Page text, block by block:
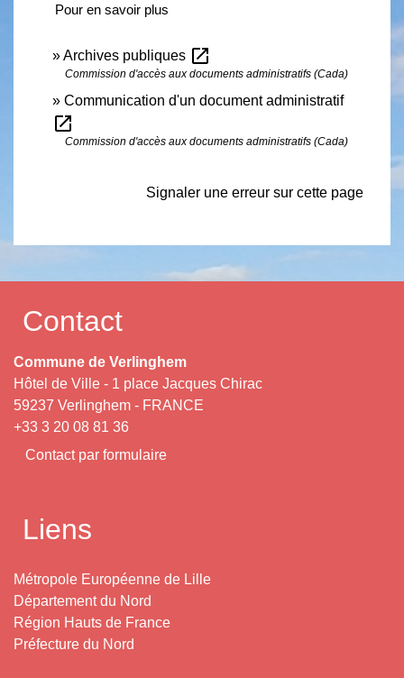
Pour en savoir plus
Archives publiques open_in_new
Commission d'accès aux documents administratifs (Cada)
Communication d'un document administratif
open_in_new
Commission d'accès aux documents administratifs (Cada)
Signaler une erreur sur cette page
Contact
Commune de Verlinghem
Hôtel de Ville - 1 place Jacques Chirac
59237 Verlinghem - FRANCE
+33 3 20 08 81 36
Contact par formulaire
Liens
Métropole Européenne de Lille
Département du Nord
Région Hauts de France
Préfecture du Nord